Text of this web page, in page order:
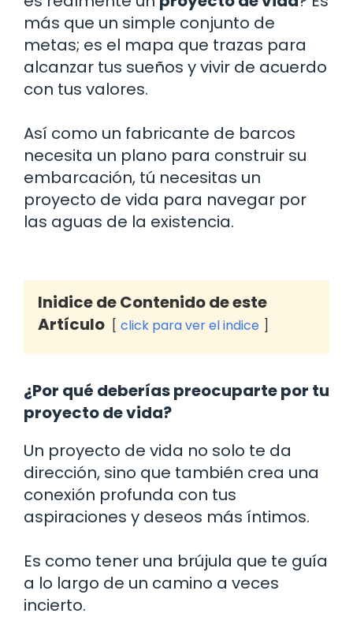
más que un simple conjunto de
metas; es el mapa que trazas para
alcanzar tus sueños y vivir de acuerdo
con tus valores.
Así como un fabricante de barcos
necesita un plano para construir su
embarcación, tú necesitas un
proyecto de vida para navegar por
las aguas de la existencia.
Inidice de Contenido de este
Artículo
click para ver el indice
¿Por qué deberías preocuparte por tu
proyecto de vida?
Un proyecto de vida no solo te da
dirección, sino que también crea una
conexión profunda con tus
aspiraciones y deseos más íntimos.
Es como tener una brújula que te guía
a lo largo de un camino a veces
incierto.